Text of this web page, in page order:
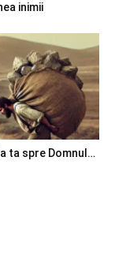
inimii
ta spre Domnul…